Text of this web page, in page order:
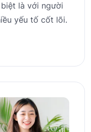
là với người
yếu tố cốt lõi.